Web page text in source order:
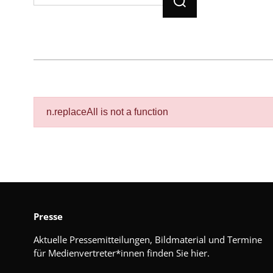
n.replaceAll is not a function
Presse
Aktuelle Pressemitteilungen, Bildmaterial und Termine
für Medienvertreter*innen finden Sie hier.